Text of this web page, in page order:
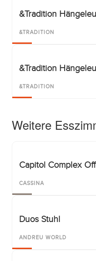
&Tradition
&TRADITION
&Tradition
&TRADITION
Weitere
Capitol Complex
CASSINA
Duos Stuhl
ANDREU WORLD